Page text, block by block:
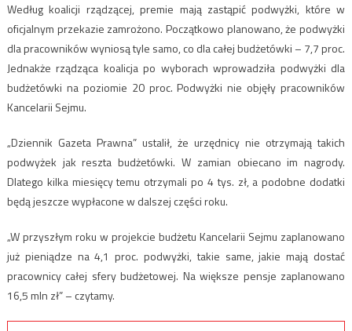
Według koalicji rządzącej, premie mają zastąpić podwyżki, które w
oficjalnym przekazie zamrożono. Początkowo planowano, że podwyżki
dla pracowników wyniosą tyle samo, co dla całej budżetówki – 7,7 proc.
Jednakże rządząca koalicja po wyborach wprowadziła podwyżki dla
budżetówki na poziomie 20 proc. Podwyżki nie objęły pracowników
Kancelarii Sejmu.
„Dziennik Gazeta Prawna” ustalił, że urzędnicy nie otrzymają takich
podwyżek jak reszta budżetówki. W zamian obiecano im nagrody.
Dlatego kilka miesięcy temu otrzymali po 4 tys. zł, a podobne dodatki
będą jeszcze wypłacone w dalszej części roku.
„W przyszłym roku w projekcie budżetu Kancelarii Sejmu zaplanowano
już pieniądze na 4,1 proc. podwyżki, takie same, jakie mają dostać
pracownicy całej sfery budżetowej. Na większe pensje zaplanowano
16,5 mln zł” – czytamy.